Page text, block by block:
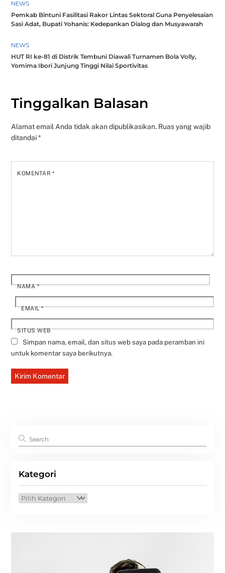
NEWS
Pemkab Bintuni Fasilitasi Rakor Lintas Sektoral Guna Penyelesaian
Sasi Adat, Bupati Yohanis: Kedepankan Dialog dan Musyawarah
NEWS
HUT RI ke-81 di Distrik Tembuni Diawali Turnamen Bola Volly,
Yomima Ibori Junjung Tinggi Nilai Sportivitas
Tinggalkan Balasan
Alamat email Anda tidak akan dipublikasikan. Ruas yang wajib
ditandai*
KOMENTAR*
NAMA*
EMAIL*
SITUS WEB
Simpan nama, email, dan situs web saya pada peramban ini
untuk komentar saya berikutnya.
Kategori
Kategori